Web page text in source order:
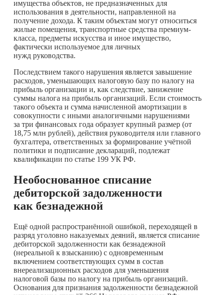
имущества объектов, не предназначенных для
использования в деятельности, направленной на
получение дохода. К таким объектам могут относиться
жилые помещения, транспортные средства премиум-
класса, предметы искусства и иное имущество,
фактически используемое для личных
нужд руководства.
Последствием такого нарушения является завышение
расходов, уменьшающих налоговую базу по налогу на
прибыль организации и, как следствие, занижение
суммы налога на прибыль организаций. Если стоимость
такого объекта и сумма начисленной амортизации в
совокупности с иными аналогичными нарушениями
за три финансовых года образует крупный размер (от
18,75 млн рублей), действия руководителя или главного
бухгалтера, ответственных за формирование учётной
политики и подписание деклараций, подлежат
квалификации по статье 199 УК РФ.
Необоснованное списание
дебиторской задолженности
как безнадежной
Ещё одной распространённой ошибкой, переходящей в
разряд уголовно наказуемых деяний, является списание
дебиторской задолженности как безнадежной
(нереальной к взысканию) с одновременным
включением соответствующих сумм в состав
внереализационных расходов для уменьшения
налоговой базы по налогу на прибыль организаций.
Основания для признания задолженности безнадежной